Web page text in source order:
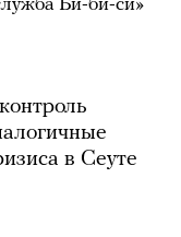
Би-би-си»
в Сеуте